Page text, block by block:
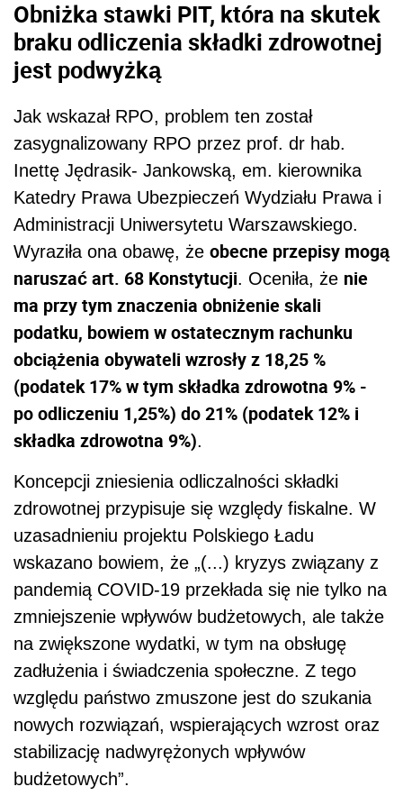
Obniżka stawki PIT, która na skutek
braku odliczenia składki zdrowotnej
jest podwyżką
Jak wskazał RPO, problem ten został
zasygnalizowany RPO przez prof. dr hab.
Inettę Jędrasik- Jankowską, em. kierownika
Katedry Prawa Ubezpieczeń Wydziału Prawa i
Administracji Uniwersytetu Warszawskiego.
Wyraziła ona obawę, że obecne przepisy mogą
naruszać art. 68 Konstytucji. Oceniła, że nie
ma przy tym znaczenia obniżenie skali
podatku, bowiem w ostatecznym rachunku
obciążenia obywateli wzrosły z 18,25 %
(podatek 17% w tym składka zdrowotna 9% -
po odliczeniu 1,25%) do 21% (podatek 12% i
składka zdrowotna 9%).
Koncepcji zniesienia odliczalności składki
zdrowotnej przypisuje się względy fiskalne. W
uzasadnieniu projektu Polskiego Ładu
wskazano bowiem, że „(...) kryzys związany z
pandemią COVID-19 przekłada się nie tylko na
zmniejszenie wpływów budżetowych, ale także
na zwiększone wydatki, w tym na obsługę
zadłużenia i świadczenia społeczne. Z tego
względu państwo zmuszone jest do szukania
nowych rozwiązań, wspierających wzrost oraz
stabilizację nadwyrężonych wpływów
budżetowych”.